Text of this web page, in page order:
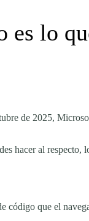
lo
de 2025,
hacer al respecto,
que el